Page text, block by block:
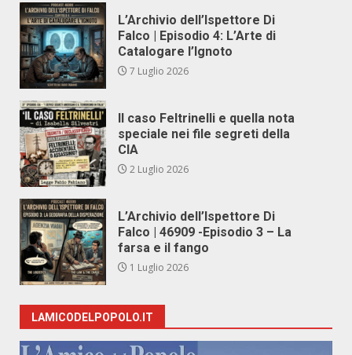
L’Archivio dell’Ispettore Di
Falco | Episodio 4: L’Arte di
Catalogare l’Ignoto
7 Luglio 2026
Il caso Feltrinelli e quella nota
speciale nei file segreti della
CIA
2 Luglio 2026
L’Archivio dell’Ispettore Di
Falco | 46909 -Episodio 3 – La
farsa e il fango
1 Luglio 2026
LAMICODELPOPOLO.IT